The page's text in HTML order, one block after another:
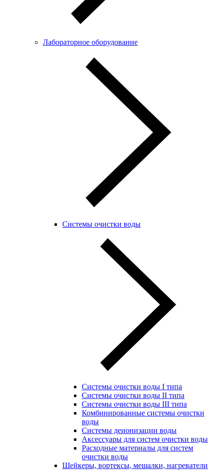
Лабораторное оборудование
Системы очистки воды
Системы очистки воды I типа
Системы очистки воды II типа
Системы очистки воды III типа
Комбинированные системы очистки
воды
Системы деионизации воды
Аксессуары для систем очистки воды
Расходные материалы для систем
очистки воды
Шейкеры, вортексы, мешалки, нагреватели